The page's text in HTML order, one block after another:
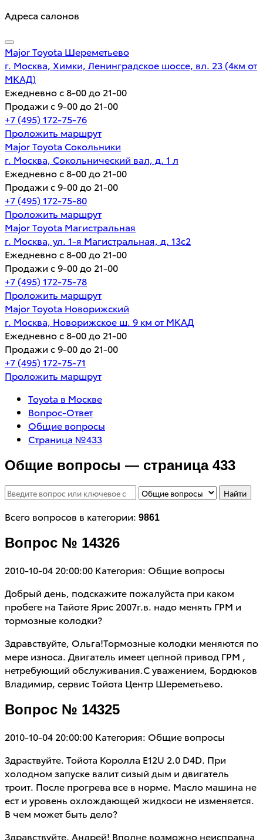
Адреса салонов
Major Toyota Шереметьево
г. Москва, Химки, Ленинградское шоссе, вл. 23 (4км от
МКАД)
Ежедневно с 8-00 до 21-00
Продажи с 9-00 до 21-00
+7 (495) 172-75-76
Проложить маршрут
Major Toyota Сокольники
г. Москва, Сокольнический вал, д. 1 л
Ежедневно с 8-00 до 21-00
Продажи с 9-00 до 21-00
+7 (495) 172-75-80
Проложить маршрут
Major Toyota Магистральная
г. Москва, ул. 1-я Магистральная, д. 13с2
Ежедневно с 8-00 до 21-00
Продажи с 9-00 до 21-00
+7 (495) 172-75-78
Проложить маршрут
Major Toyota Новорижский
г. Москва, Новорижское ш. 9 км от МКАД
Ежедневно с 8-00 до 21-00
Продажи с 9-00 до 21-00
+7 (495) 172-75-71
Проложить маршрут
Toyota в Москве
Вопрос-Ответ
Общие вопросы
Страница №433
Общие вопросы — страница 433
Найти
Всего вопросов в категории: 9861
Вопрос № 14326
2010-10-04 20:00:00 Категория: Общие вопросы
Добрый день, подскажите пожалуйста при каком
пробеге на Тайоте Ярис 2007г.в. надо менять ГРМ и
тормозные колодки?
Здравствуйте, Ольга!Тормозные колодки меняются по
мере износа. Двигатель имеет цепной привод ГРМ ,
нетребующий обслуживания.С уважением, Бордюков
Владимир, сервис Тойота Центр Шереметьево.
Вопрос № 14325
2010-10-04 20:00:00 Категория: Общие вопросы
Здраствуйте. Тойота Королла Е12U 2.0 D4D. При
холодном запуске валит сизый дым и двигатель
троит. После прогрева все в норме. Масло машина не
ест и уровень охлождающей жидкоси не изменяется.
В чем может быть дело?
Здравствуйте, Андрей! Вполне возможно неисправна